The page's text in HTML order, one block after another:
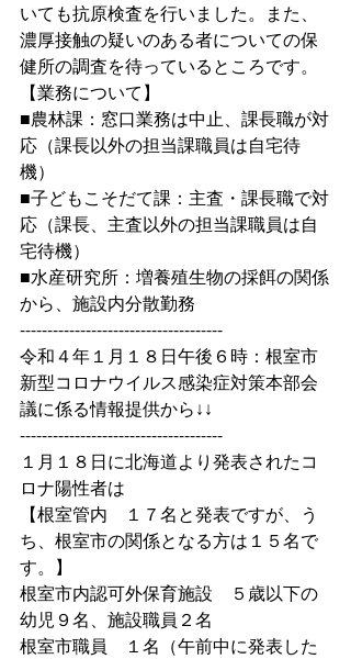
いても抗原検査を行いました。また、
濃厚接触の疑いのある者についての保
健所の調査を待っているところです。
【業務について】
■農林課：窓口業務は中止、課長職が対
応（課長以外の担当課職員は自宅待
機）
■子どもこそだて課：主査・課長職で対
応（課長、主査以外の担当課職員は自
宅待機）
■水産研究所：増養殖生物の採餌の関係
から、施設内分散勤務
-------------------------------------
令和４年１月１８日午後６時：根室市
新型コロナウイルス感染症対策本部会
議に係る情報提供から↓↓
-------------------------------------
１月１８日に北海道より発表されたコ
ロナ陽性者は
【根室管内　１７名と発表ですが、う
ち、根室市の関係となる方は１５名で
す。】
根室市内認可外保育施設　５歳以下の
幼児９名、施設職員２名
根室市職員　１名（午前中に発表した